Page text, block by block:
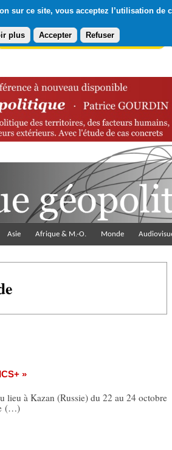
sur ce site, vous acceptez l’utilisation de
plus Accepter Refuser
gratuit à la Lettre du Diploweb
Asie Afrique & M.-O. Monde
»
lieu à Kazan (Russie) du 22 au 24 octobre
(…)